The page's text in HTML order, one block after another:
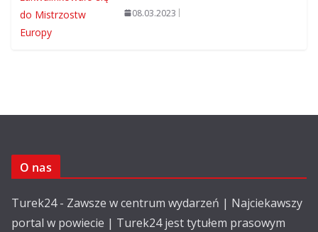
08.03.2023
O nas
Turek24 - Zawsze w centrum wydarzeń | Najciekawszy
portal w powiecie | Turek24 jest tytułem prasowym